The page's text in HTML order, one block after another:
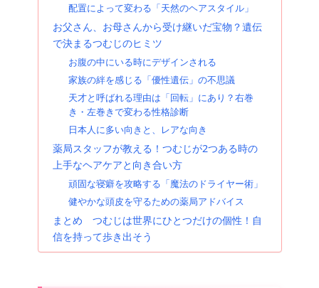
配置によって変わる「天然のヘアスタイル」
お父さん、お母さんから受け継いだ宝物？遺伝
で決まるつむじのヒミツ
お腹の中にいる時にデザインされる
家族の絆を感じる「優性遺伝」の不思議
天才と呼ばれる理由は「回転」にあり？右巻
き・左巻きで変わる性格診断
日本人に多い向きと、レアな向き
薬局スタッフが教える！つむじが2つある時の
上手なヘアケアと向き合い方
頑固な寝癖を攻略する「魔法のドライヤー術」
健やかな頭皮を守るための薬局アドバイス
まとめ つむじは世界にひとつだけの個性！自
信を持って歩き出そう